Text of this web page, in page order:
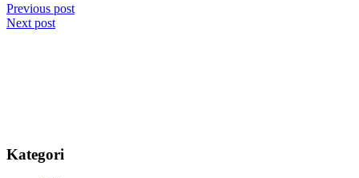
Previous post
Next post
Kategori